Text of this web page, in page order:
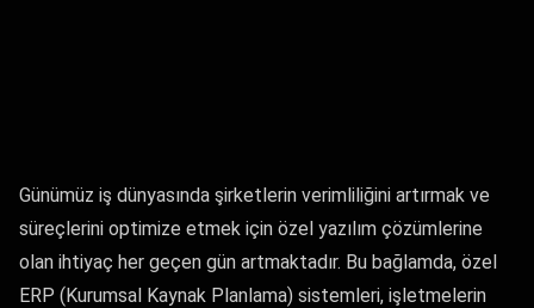
Günümüz iş dünyasında şirketlerin verimliliğini artırmak ve
süreçlerini optimize etmek için özel yazılım çözümlerine
olan ihtiyaç her geçen gün artmaktadır. Bu bağlamda, özel
ERP (Kurumsal Kaynak Planlama) sistemleri, işletmelerin